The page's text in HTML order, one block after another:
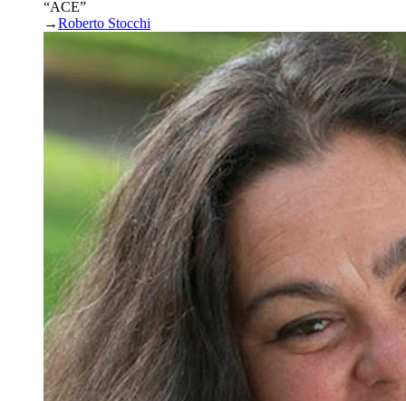
“ACE”
→Roberto Stocchi